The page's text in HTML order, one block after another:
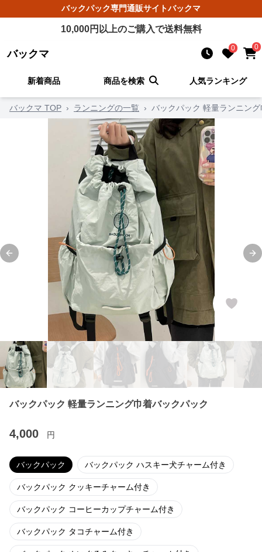
バックパック専門通販サイトバックマ
10,000円以上のご購入で送料無料
バックマ 0 0
新着商品 商品を検索 人気ランキング
バックマ TOP › ランニングの一覧 › バックパック 軽量ランニン
Previous slide
バックパック 軽量ランニング巾着バックパック
4,000 円
バックパック バックパック ハスキー犬チャーム付き
バックパック クッキーチャーム付き
バックパック コーヒーカップチャーム付き
バックパック タコチャーム付き